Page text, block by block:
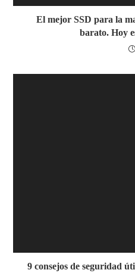
El mejor SSD para la
barato. Hoy
9 consejos de seguridad